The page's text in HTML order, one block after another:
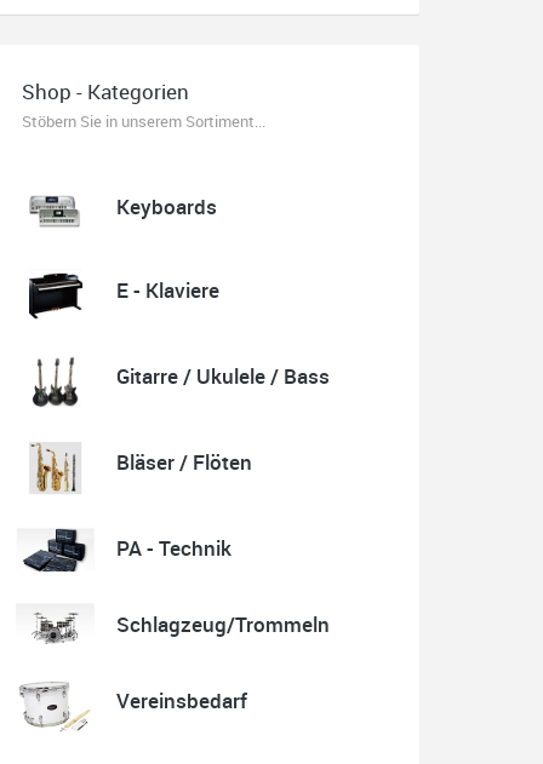
Habe mir heute eine E-Gitarre und einen Amp gekauft.
Erstklassige Beratung vom Chef. Hier fühlt man sich
aufgehoben. Finger weg vom Internet. Kauft beim
Fachmann zu guten Konditionen. Es zahlt sich aus.
Quelle: Google-Rezension
Korrespondenz, Kommunikation und Verkauf top.
Abholung der Ware reibungslos.
Sehr zu empfehlen....
auch nah!
Shop - Kategorien
Stöbern Sie in unserem Sortiment...
Keyboards
E - Klaviere
Gitarre / Ukulele / Bass
Bläser / Flöten
PA - Technik
Schlagzeug/Trommeln
Vereinsbedarf